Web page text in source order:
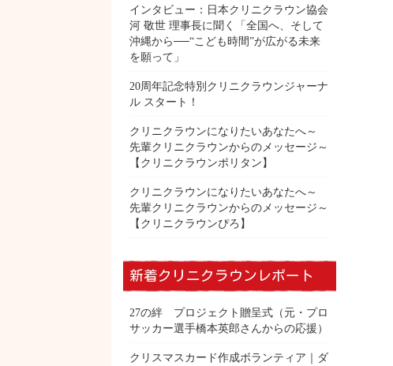
インタビュー：日本クリニクラウン協会
河 敬世 理事長に聞く「全国へ、そして
沖縄から──“こども時間”が広がる未来
を願って」
20周年記念特別クリニクラウンジャーナ
ル スタート！
クリニクラウンになりたいあなたへ～
先輩クリニクラウンからのメッセージ～
【クリニクラウンポリタン】
クリニクラウンになりたいあなたへ～
先輩クリニクラウンからのメッセージ～
【クリニクラウンぴろ】
新着クリニクラウンレポート
27の絆 プロジェクト贈呈式（元・プロ
サッカー選手橋本英郎さんからの応援）
クリスマスカード作成ボランティア｜ダ